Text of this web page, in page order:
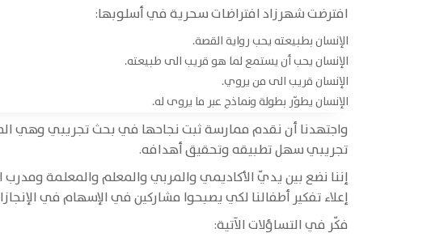
افترضت شهرزاد افتراضات سحرية في أسلوبها:
الإنسان بطبيعته يحب رواية القصة.
الإنسان يحب أن يستمع لما هو قريب الى طبيعته.
الإنسان قريب الى من يروي.
الإنسان يطوّر بطولة ونماذج عبر ما يروى له.
واجتهدنا أن نقدم ممارسة ثبت نجاحها في بحث تجريبي وهي
تجريبي سهل تطبيقه وتحقيق أهدافه.
إننا نضع بين يديّ الأكاديمي والمربي والمعلم والمعلمة ومدرب
إعلاء تفكير أطفالنا لكي يصبحوا مشاركين في الإسهام في
فكّر في التساؤلات الآتية: